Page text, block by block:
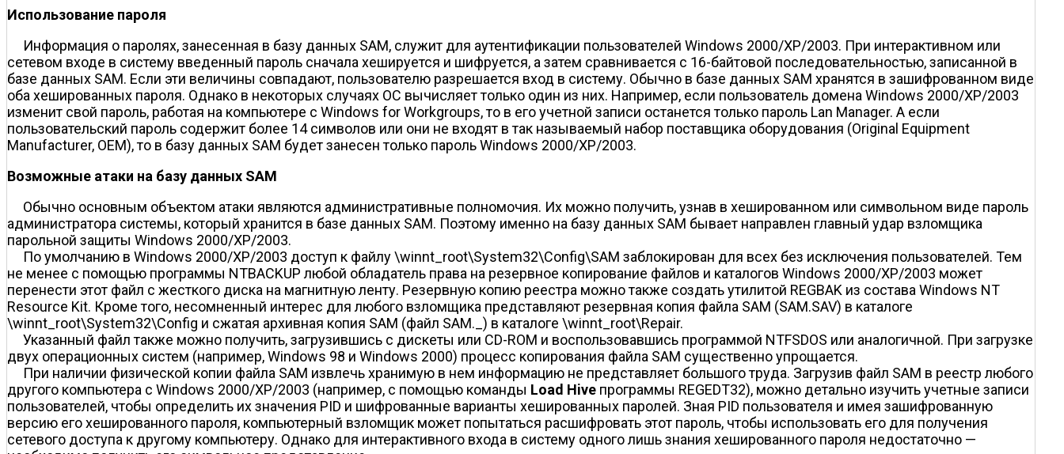
Использование пароля
Информация о паролях, занесенная в базу данных SAM, служит для аутентификации пользователей Windows 2000/XP/2003. При интерактивном или
сетевом входе в систему введенный пароль сначала хешируется и шифруется, а затем сравнивается с 16-байтовой последовательностью, записанной в
базе данных SAM. Если эти величины совпадают, пользователю разрешается вход в систему. Обычно в базе данных SAM хранятся в зашифрованном виде
оба хешированных пароля. Однако в некоторых случаях ОС вычисляет только один из них. Например, если пользователь домена Windows 2000/XP/2003
изменит свой пароль, работая на компьютере с Windows for Workgroups, то в его учетной записи останется только пароль Lan Manager. А если
пользовательский пароль содержит более 14 символов или они не входят в так называемый набор поставщика оборудования (Original Equipment
Manufacturer, OEM), то в базу данных SAM будет занесен только пароль Windows 2000/XP/2003.
Возможные атаки на базу данных SAM
Обычно основным объектом атаки являются административные полномочия. Их можно получить, узнав в хешированном или символьном виде пароль
администратора системы, который хранится в базе данных SAM. Поэтому именно на базу данных SAM бывает направлен главный удар взломщика
парольной защиты Windows 2000/XP/2003.
По умолчанию в Windows 2000/XP/2003 доступ к файлу \winnt_root\System32\Config\SAM заблокирован для всех без исключения пользователей. Тем
не менее с помощью программы NTBACKUP любой обладатель права на резервное копирование файлов и каталогов Windows 2000/XP/2003 может
перенести этот файл с жесткого диска на магнитную ленту. Резервную копию реестра можно также создать утилитой REGBAK из состава Windows NT
Resource Kit. Кроме того, несомненный интерес для любого взломщика представляют резервная копия файла SAM (SAM.SAV) в каталоге
\winnt_root\System32\Config и сжатая архивная копия SAM (файл SAM._) в каталоге \winnt_root\Repair.
Указанный файл также можно получить, загрузившись с дискеты или CD-ROM и воспользовавшись программой NTFSDOS или аналогичной. При загрузке
двух операционных систем (например, Windows 98 и Windows 2000) процесс копирования файла SAM существенно упрощается.
При наличии физической копии файла SAM извлечь хранимую в нем информацию не представляет большого труда. Загрузив файл SAM в реестр любого
другого компьютера с Windows 2000/XP/2003 (например, с помощью команды Load Hive программы REGEDT32), можно детально изучить учетные записи
пользователей, чтобы определить их значения PID и шифрованные варианты хешированных паролей. Зная PID пользователя и имея зашифрованную
версию его хешированного пароля, компьютерный взломщик может попытаться расшифровать этот пароль, чтобы использовать его для получения
сетевого доступа к другому компьютеру. Однако для интерактивного входа в систему одного лишь знания хешированного пароля недостаточно —